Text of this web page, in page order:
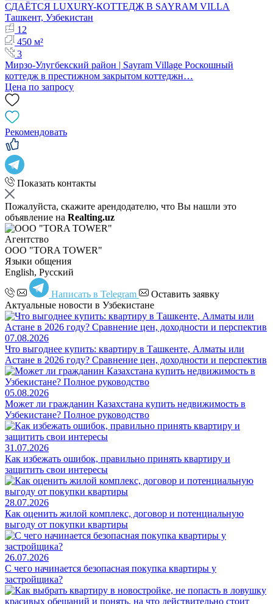
СДАЁТСЯ LUXURY-КОТТЕДЖ В SAYRAM VILLA
Ташкент, Узбекистан
12
450 м²
3
Мирзо-Улугбекский район | Sayram Village Роскошный
коттедж в престижном закрытом коттеджн…
Цена по запросу
Рекомендовать
Показать контакты
Пожалуйста, скажите арендодателю, что Вы нашли это
объявление на Realting.uz
Агентство
OOO "TORA TOWER"
Языки общения
English, Русский
Написать в Telegram
Оставить заявку
Актуальные новости в Узбекистане
07.08.2026
Что выгоднее купить: квартиру в Ташкенте, Алматы или
Астане в 2026 году? Сравнение цен, доходности и перспектив
05.08.2026
Может ли гражданин Казахстана купить недвижимость в
Узбекистане? Полное руководство
31.07.2026
Как избежать ошибок, правильно принять квартиру и
защитить свои интересы
28.07.2026
Как оценить жилой комплекс, договор и потенциальную
выгоду от покупки квартиры
26.07.2026
С чего начинается безопасная покупка квартиры у
застройщика?